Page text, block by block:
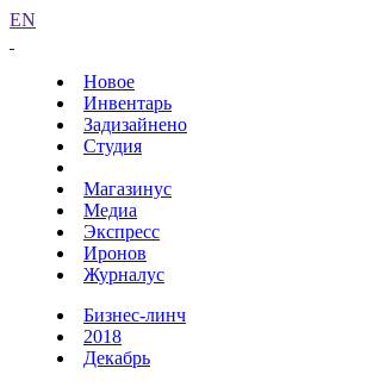
EN
Новое
Инвентарь
Задизайнено
Студия
Магазинус
Медиа
Экспресс
Иронов
Журналус
Бизнес-линч
2018
Декабрь